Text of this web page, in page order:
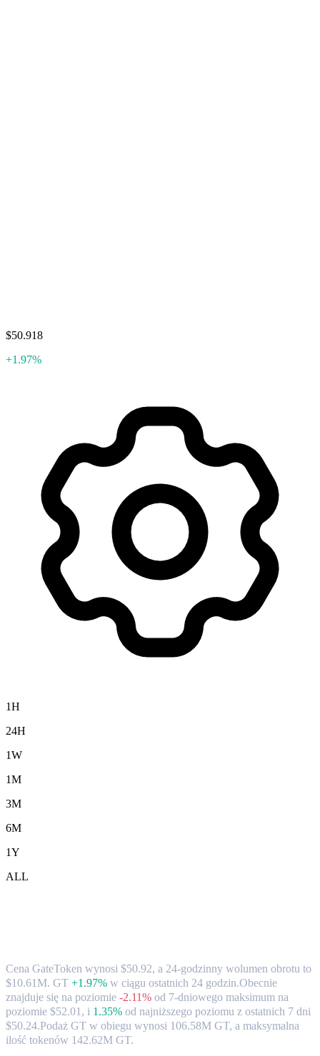
$50.918
+1.97%
1H
24H
1W
1M
3M
6M
1Y
ALL
Cena GateToken wynosi $50.92, a 24-godzinny wolumen obrotu to
$10.61M. GT +1.97% w ciągu ostatnich 24 godzin.Obecnie
znajduje się na poziomie -2.11% od 7-dniowego maksimum na
poziomie $52.01, i 1.35% od najniższego poziomu z ostatnich 7 dni
$50.24.Podaż GT w obiegu wynosi 106.58M GT, a maksymalna
ilość tokenów 142.62M GT.